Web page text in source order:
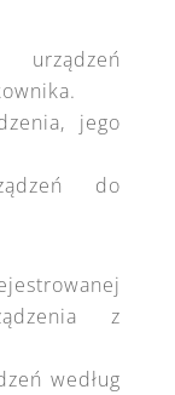
urządzeń
jego
do
z
według